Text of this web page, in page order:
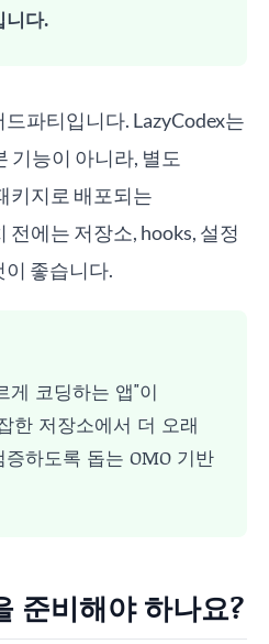
니다.
파티입니다. LazyCodex는
기능이 아니라, 별도
키지로 배포되는
전에는 저장소, hooks, 설정
이 좋습니다.
게 코딩하는 앱"이
한 저장소에서 더 오래
하도록 돕는 OMO 기반
준비해야 하나요?